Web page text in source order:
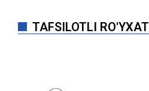
TAFSILOTLI RO'YXAT